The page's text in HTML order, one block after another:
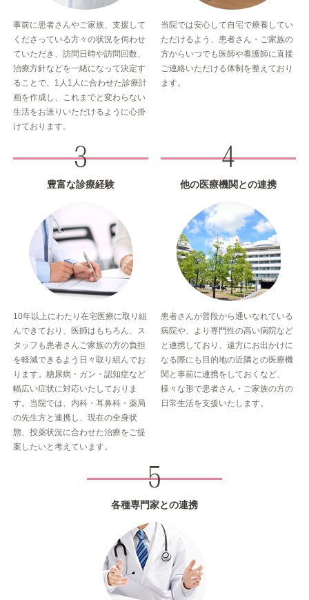
事前に患者さんやご家族、支援して
くださっている方々の状況を伺わせ
ていただき、訪問日時や訪問回数、
治療方針などを一緒になって決定す
ることで、1人1人に合わせた診療計
画を作成し、これまでと変わらない
生活をお送りいただけるように心掛
けております。
当院では安心して自宅で療養してい
ただけるよう、患者さん・ご家族の
方からいつでも医師や看護師に直接
ご連絡いただける体制を整えており
ます。
豊富な診療経験
10年以上にわたり在宅医療に取り組
んできており、医師はもちろん、ス
タッフも患者さんご家族の方の負担
を軽減できるよう日々取り組んでお
ります。糖尿病・ガン・認知症など
幅広い症状に対応いたしておりま
す。当院では、内科・耳鼻科・薬局
の先生方と連携し、現在の全身状
態、投薬状況に合わせた治療をご提
案したいと考えています。
他の医療機関との連携
患者さんが普段から通いなれている
病院や、より専門性の高い病院など
と連携しており、遠方にお出かけに
なる際にも目的地の近隣との医療機
関と事前に連携をしておくなど、
様々な形で患者さん・ご家族の方の
日常生活を支援いたします。
各種専門家との連携